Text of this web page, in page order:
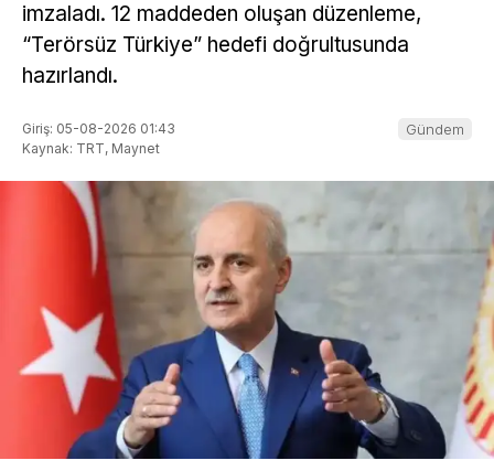
imzaladı. 12 maddeden oluşan düzenleme,
“Terörsüz Türkiye” hedefi doğrultusunda
hazırlandı.
Giriş: 05-08-2026 01:43
Kaynak: TRT, Maynet
Gündem